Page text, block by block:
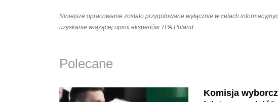
Niniejsze opracowanie zostało przygotowane wyłącznie w celach
uzyskanie wiążącej opinii ekspertów TPA Poland.
Polecane
Komisja